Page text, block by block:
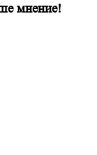
мнение!